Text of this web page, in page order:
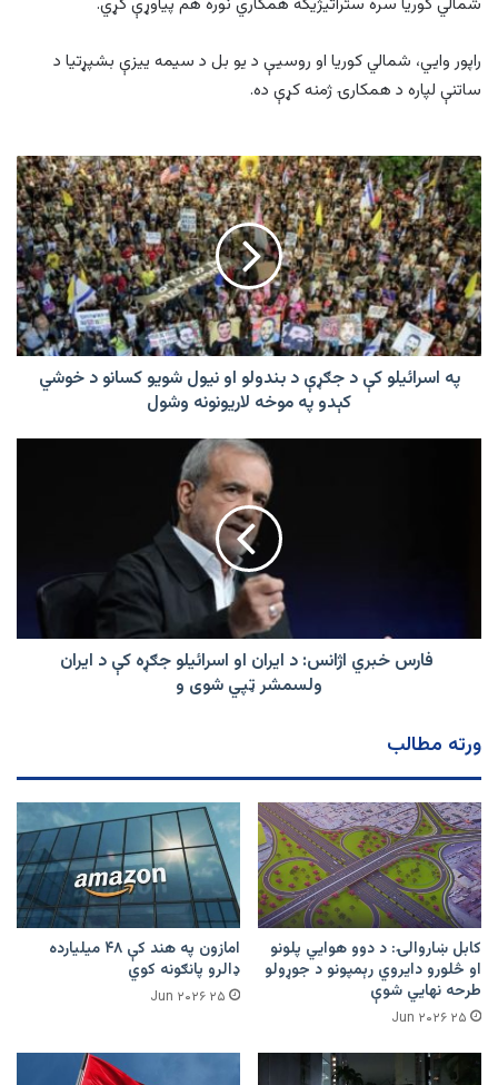
راپور وايي، شمالي کوریا او روسیې د یو بل د سیمه ییزې بشپړتیا د
ساتنې لپاره د همکارۍ ژمنه کړې ده.
په
اسرائیلو
کې
د
جګړې
د
بندولو
او
نیول
شویو
خوشي
په اسرائیلو کې د جګړې د بندولو او نیول شویو کسانو د خوشي
کېدو په موخه لاریونونه وشول
کې
شوی
و
فارس خبري اژانس: د ایران او اسرائیلو جګړه کې د ایران
ولسمشر ټپي شوی و
ورته مطالب
کابل ښاروالۍ: د دوو هوايي پلونو
او څلورو دایروي رېمپونو د جوړولو
طرحه نهایي شوې
۲۵ Jun ۲۰۲۶
امازون په هند کې ۴۸ میلیارده
ډالرو پانګونه کوي
۲۵ Jun ۲۰۲۶